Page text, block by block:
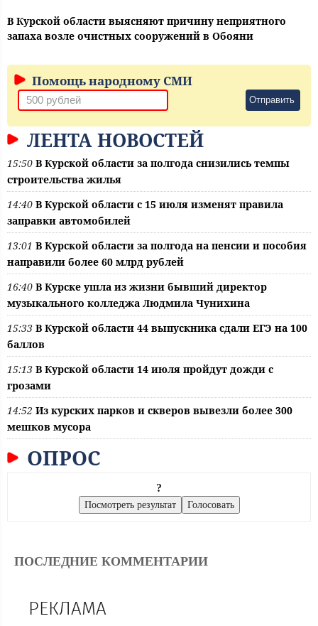
В Курской области выясняют причину неприятного
запаха возле очистных сооружений в Обояни
Помощь народному СМИ
Отправить
ЛЕНТА НОВОСТЕЙ
15:50 В Курской области за полгода снизились темпы
строительства жилья
14:40 В Курской области с 15 июля изменят правила
заправки автомобилей
13:01 В Курской области за полгода на пенсии и пособия
направили более 60 млрд рублей
16:40 В Курске ушла из жизни бывший директор
музыкального колледжа Людмила Чунихина
15:33 В Курской области 44 выпускника сдали ЕГЭ на 100
баллов
15:13 В Курской области 14 июля пройдут дожди с
грозами
14:52 Из курских парков и скверов вывезли более 300
мешков мусора
ОПРОС
?
ПОСЛЕДНИЕ КОММЕНТАРИИ
РЕКЛАМА